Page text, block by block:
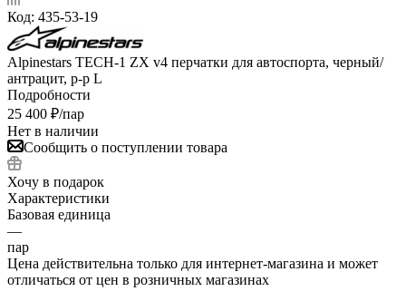
Код: 435-53-19
Alpinestars TECH-1 ZX v4 перчатки для автоспорта, черный/
антрацит, р-р L
Подробности
25 400 ₽/пар
Нет в наличии
Сообщить о поступлении товара
Хочу в подарок
Характеристики
Базовая единица
—
пар
Цена действительна только для интернет-магазина и может
отличаться от цен в розничных магазинах